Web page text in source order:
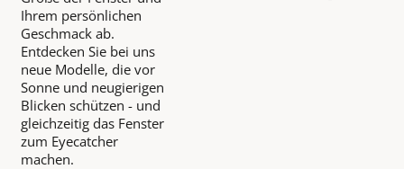
Ihrem persönlichen
Geschmack ab.
Entdecken Sie bei uns
neue Modelle, die vor
Sonne und neugierigen
Blicken schützen - und
gleichzeitig das Fenster
zum Eyecatcher
machen.